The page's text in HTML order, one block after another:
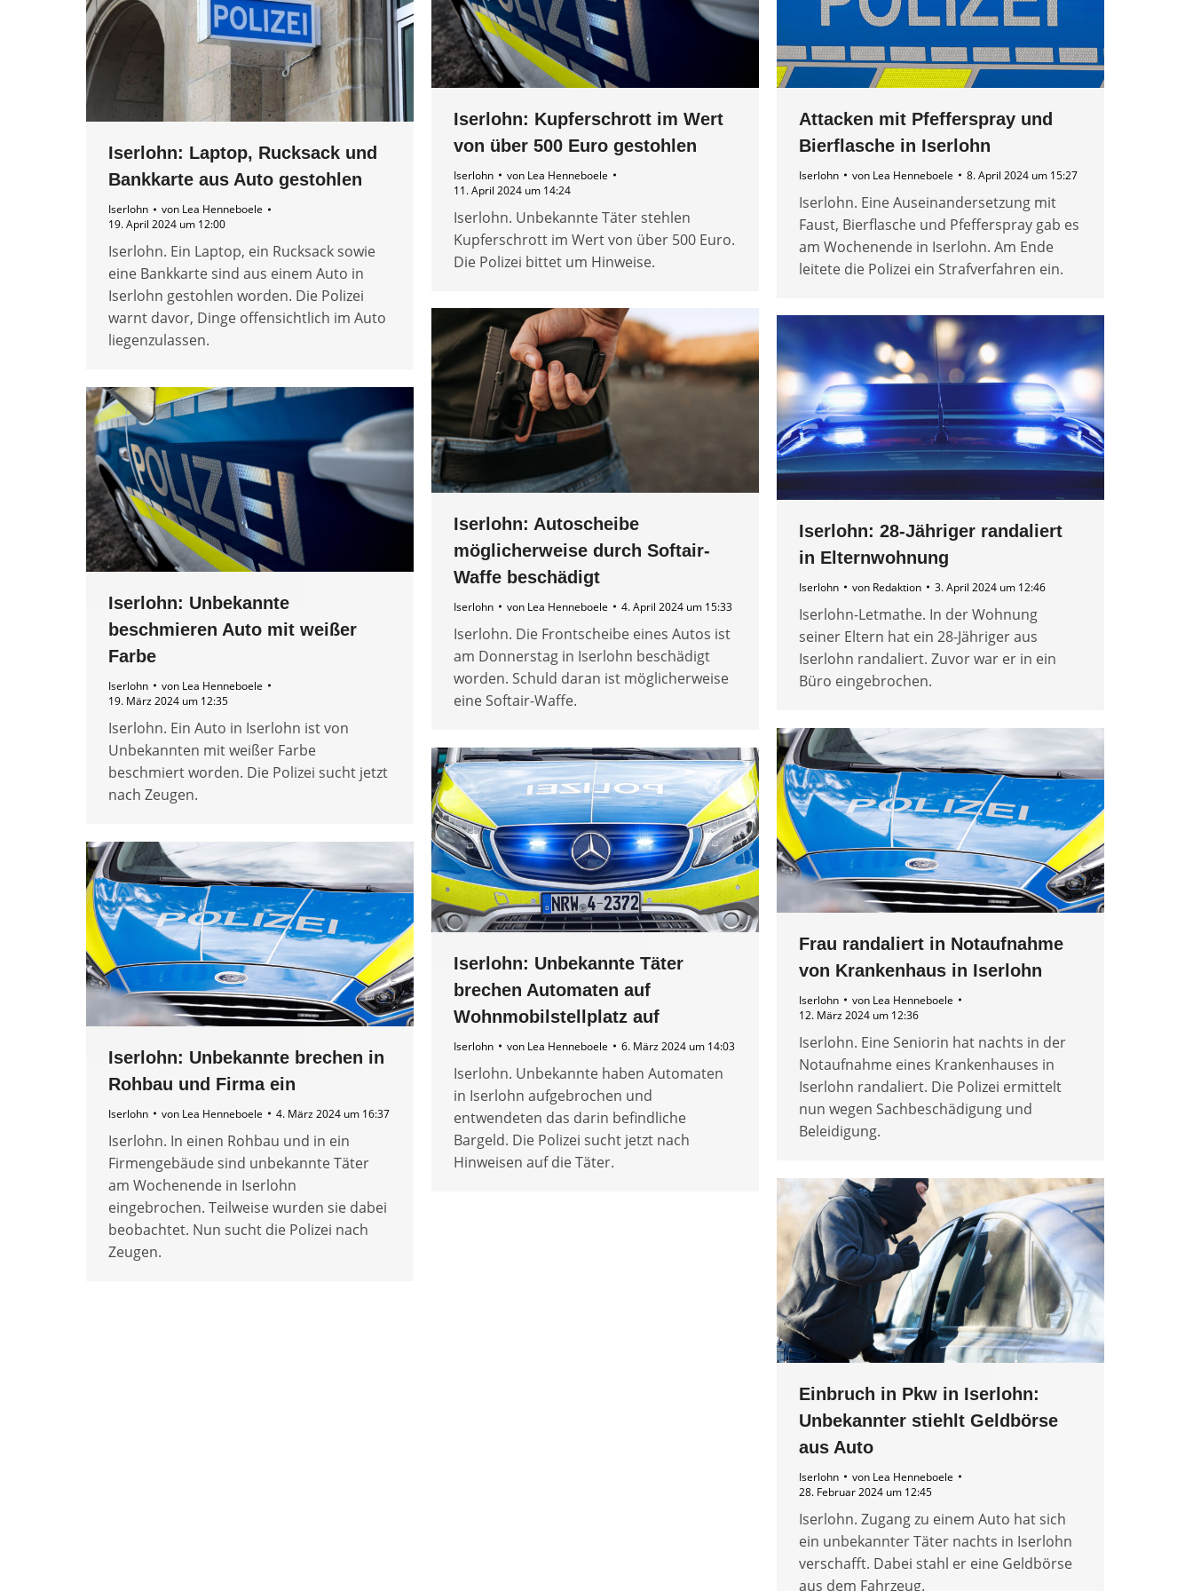
Iserlohn: Laptop, Rucksack und
Bankkarte aus Auto gestohlen
Iserlohn von Lea Henneboele
19. April 2024 um 12:00
Iserlohn. Ein Laptop, ein Rucksack sowie
eine Bankkarte sind aus einem Auto in
Iserlohn gestohlen worden. Die Polizei
warnt davor, Dinge offensichtlich im Auto
liegenzulassen.
Iserlohn: Kupferschrott im Wert
von über 500 Euro gestohlen
Iserlohn von Lea Henneboele
11. April 2024 um 14:24
Iserlohn. Unbekannte Täter stehlen
Kupferschrott im Wert von über 500 Euro.
Die Polizei bittet um Hinweise.
Attacken mit Pfefferspray und
Bierflasche in Iserlohn
Iserlohn von Lea Henneboele 8. April 2024 um 15:27
Iserlohn. Eine Auseinandersetzung mit
Faust, Bierflasche und Pfefferspray gab es
am Wochenende in Iserlohn. Am Ende
leitete die Polizei ein Strafverfahren ein.
Iserlohn: Autoscheibe
möglicherweise durch Softair-
Waffe beschädigt
Iserlohn von Lea Henneboele 4. April 2024 um 15:33
Iserlohn. Die Frontscheibe eines Autos ist
am Donnerstag in Iserlohn beschädigt
worden. Schuld daran ist möglicherweise
eine Softair-Waffe.
Iserlohn: 28-Jähriger randaliert
in Elternwohnung
Iserlohn von Redaktion 3. April 2024 um 12:46
Iserlohn-Letmathe. In der Wohnung
seiner Eltern hat ein 28-Jähriger aus
Iserlohn randaliert. Zuvor war er in ein
Büro eingebrochen.
Iserlohn: Unbekannte
beschmieren Auto mit weißer
Farbe
Iserlohn von Lea Henneboele
19. März 2024 um 12:35
Iserlohn. Ein Auto in Iserlohn ist von
Unbekannten mit weißer Farbe
beschmiert worden. Die Polizei sucht jetzt
nach Zeugen.
Frau randaliert in Notaufnahme
von Krankenhaus in Iserlohn
Iserlohn von Lea Henneboele
12. März 2024 um 12:36
Iserlohn. Eine Seniorin hat nachts in der
Notaufnahme eines Krankenhauses in
Iserlohn randaliert. Die Polizei ermittelt
nun wegen Sachbeschädigung und
Beleidigung.
Iserlohn: Unbekannte Täter
brechen Automaten auf
Wohnmobilstellplatz auf
Iserlohn von Lea Henneboele 6. März 2024 um 14:03
Iserlohn. Unbekannte haben Automaten
in Iserlohn aufgebrochen und
entwendeten das darin befindliche
Bargeld. Die Polizei sucht jetzt nach
Hinweisen auf die Täter.
Iserlohn: Unbekannte brechen in
Rohbau und Firma ein
Iserlohn von Lea Henneboele 4. März 2024 um 16:37
Iserlohn. In einen Rohbau und in ein
Firmengebäude sind unbekannte Täter
am Wochenende in Iserlohn
eingebrochen. Teilweise wurden sie dabei
beobachtet. Nun sucht die Polizei nach
Zeugen.
Einbruch in Pkw in Iserlohn:
Unbekannter stiehlt Geldbörse
aus Auto
Iserlohn von Lea Henneboele
28. Februar 2024 um 12:45
Iserlohn. Zugang zu einem Auto hat sich
ein unbekannter Täter nachts in Iserlohn
verschafft. Dabei stahl er eine Geldbörse
aus dem Fahrzeug.